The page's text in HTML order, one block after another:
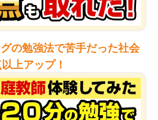
の勉強法で苦手だった社会
上アップ！